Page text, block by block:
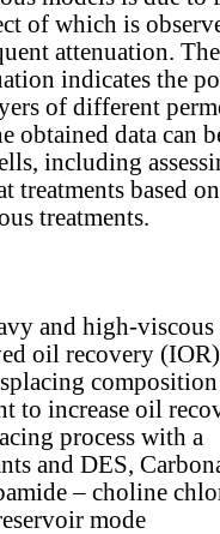
of which is
attenuation. The
indicates the
of different
obtained data can
including
treatments based
treatments.
and high-
oil recovery
composition
to increase oil
process with a
and DES,
– choline
mode